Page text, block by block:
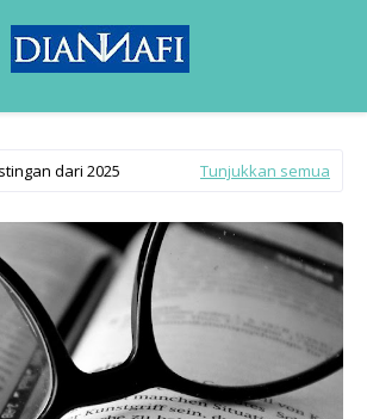
dari 2025 Tunjukkan semua